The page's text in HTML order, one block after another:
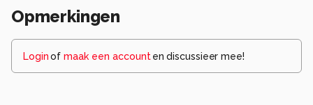
Opmerkingen
Loginof maak een account en discussieer mee!